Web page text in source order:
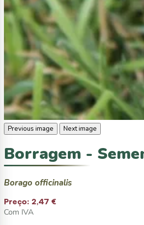
Previous image Next image
Borragem -
Borago officinalis
Preço: 2,47 €
Com IVA